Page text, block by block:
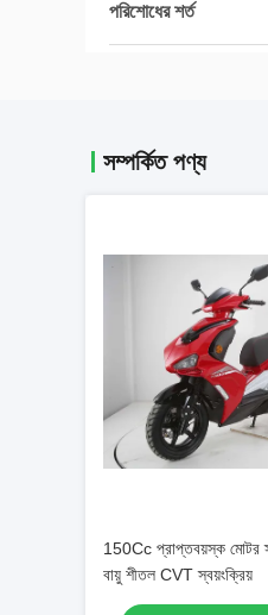
পরিশোধের শর্ত
সম্পর্কিত পণ্য
150Cc প্রাপ্তবয়স্ক মোটর
বায়ু শীতল CVT স্বয়ংক্রিয়